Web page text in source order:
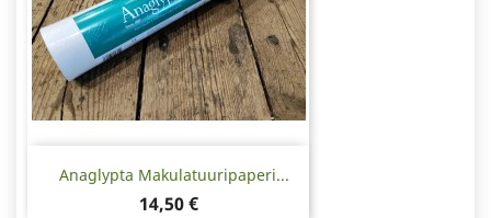
Anaglypta Makulatuuripaperi...
Hinta
14,50 €